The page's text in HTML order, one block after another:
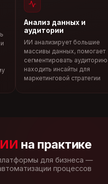
Анализ данных и
аудитории
ИИ анализирует большие
массивы данных, помогает
сегментировать
находить инсайты для
маркетинговой стратегии
ИИ на практике
для бизнеса —
процессов